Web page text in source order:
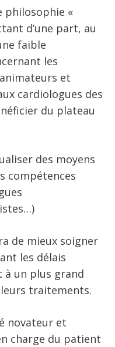
philosophie «
d’une part, au
faible
les
et
cardiologues des
du plateau
des moyens
compétences
de mieux soigner
les délais
un plus grand
traitements.
novateur et
charge du patient